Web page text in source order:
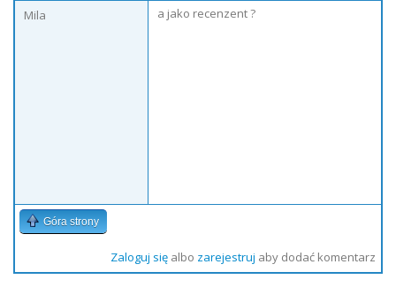
Mila
a jako recenzent ?
Góra strony
Zaloguj sięalbo zarejestruj aby dodać komentarz